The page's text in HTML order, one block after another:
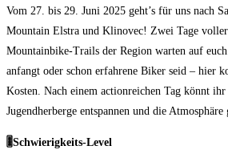
Vom 27. bis 29. Juni 2025 geht’s für uns nach
Mountain Elstra und Klinovec! Zwei Tage
Mountainbike-Trails der Region warten auf
anfangt oder schon erfahrene Biker seid – hier
Kosten. Nach einem actionreichen Tag könnt
Jugendherberge entspannen und die Atmosphäre
🎚️Schwierigkeits-Level